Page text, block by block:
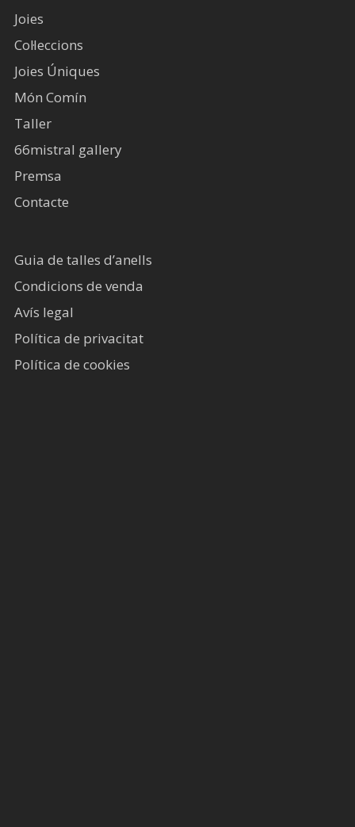
Joies
Col·leccions
Joies Úniques
Món Comín
Taller
66mistral gallery
Premsa
Contacte
Guia de talles d’anells
Condicions de venda
Avís legal​
Política de privacitat
Política de cookies